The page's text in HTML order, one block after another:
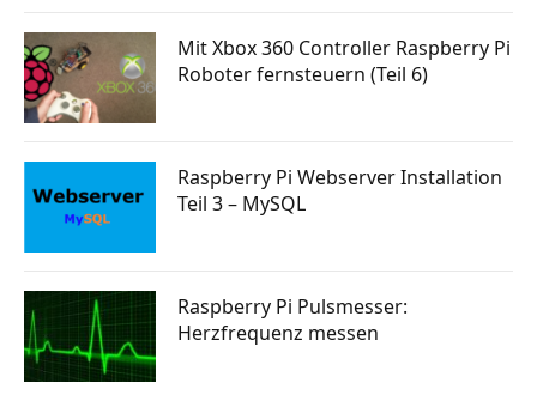
Mit Xbox 360 Controller Raspberry Pi
Roboter fernsteuern (Teil 6)
Raspberry Pi Webserver Installation
Teil 3 – MySQL
Raspberry Pi Pulsmesser:
Herzfrequenz messen